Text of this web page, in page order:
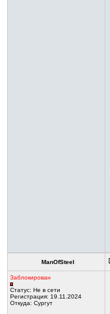
ManOfSteel
Заблокирован
Статус: Не в сети
Регистрация: 19.11.2024
Откуда: Сургут